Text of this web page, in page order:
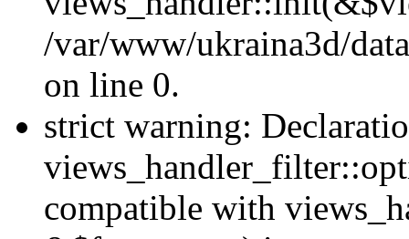
/var/www/ukraina3d/
on line 0.
strict warning:
compatible with